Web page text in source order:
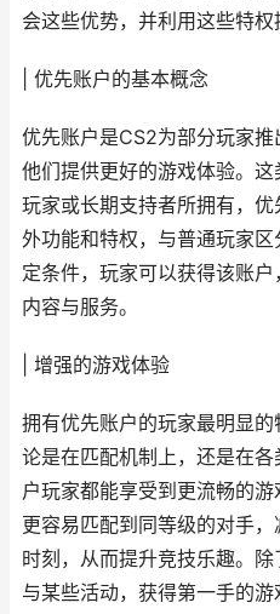
会这些优势，并利用这些特权
| 优先账户的基本概念
优先账户是CS2为部分玩家
他们提供更好的游戏体验。
玩家或长期支持者所拥有，
外功能和特权，与普通玩家
定条件，玩家可以获得该账
内容与服务。
| 增强的游戏体验
拥有优先账户的玩家最明显
论是在匹配机制上，还是在
户玩家都能享受到更流畅的
更容易匹配到同等级的对手
时刻，从而提升竞技乐趣。
与某些活动，获得第一手的